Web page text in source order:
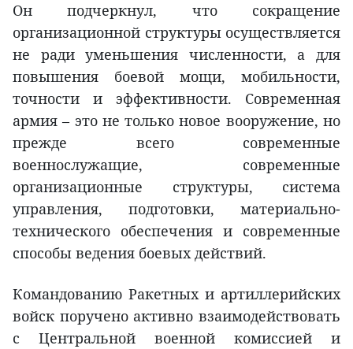
Он подчеркнул, что сокращение
организационной структуры осуществляется
не ради уменьшения численности, а для
повышения боевой мощи, мобильности,
точности и эффективности. Современная
армия – это не только новое вооружение, но
прежде всего современные
военнослужащие, современные
организационные структуры, система
управления, подготовки, материально-
технического обеспечения и современные
способы ведения боевых действий.
Командованию Ракетных и артиллерийских
войск поручено активно взаимодействовать
с Центральной военной комиссией и